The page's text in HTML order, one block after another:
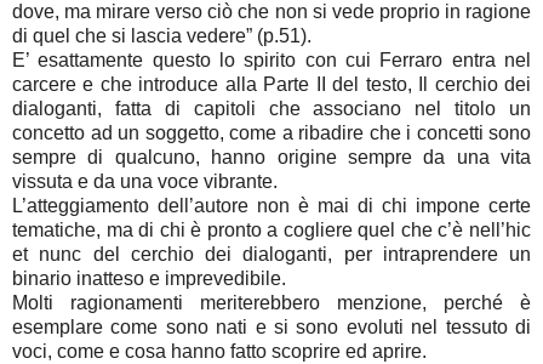
dove, ma mirare verso ciò che non si vede proprio in ragione
di quel che si lascia vedere” (p.51).
E’ esattamente questo lo spirito con cui Ferraro entra nel
carcere e che introduce alla Parte II del testo, Il cerchio dei
dialoganti, fatta di capitoli che associano nel titolo un
concetto ad un soggetto, come a ribadire che i concetti sono
sempre di qualcuno, hanno origine sempre da una vita
vissuta e da una voce vibrante.
L’atteggiamento dell’autore non è mai di chi impone certe
tematiche, ma di chi è pronto a cogliere quel che c’è nell’hic
et nunc del cerchio dei dialoganti, per intraprendere un
binario inatteso e imprevedibile.
Molti ragionamenti meriterebbero menzione, perché è
esemplare come sono nati e si sono evoluti nel tessuto di
voci, come e cosa hanno fatto scoprire ed aprire.